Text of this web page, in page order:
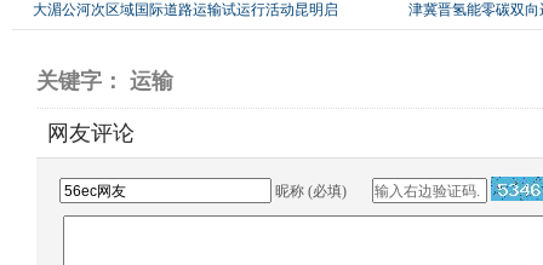
大湄公河次区域国际道路运输试运行活动昆明启 津冀晋氢能零碳双
关键字： 运输
网友评论
昵称 (必填)